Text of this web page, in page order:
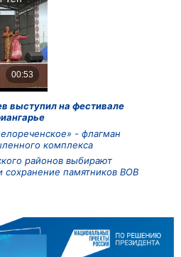
выступил на фестивале
- флагман
комплекса
районов выбирают
сохранение памятников ВОВ